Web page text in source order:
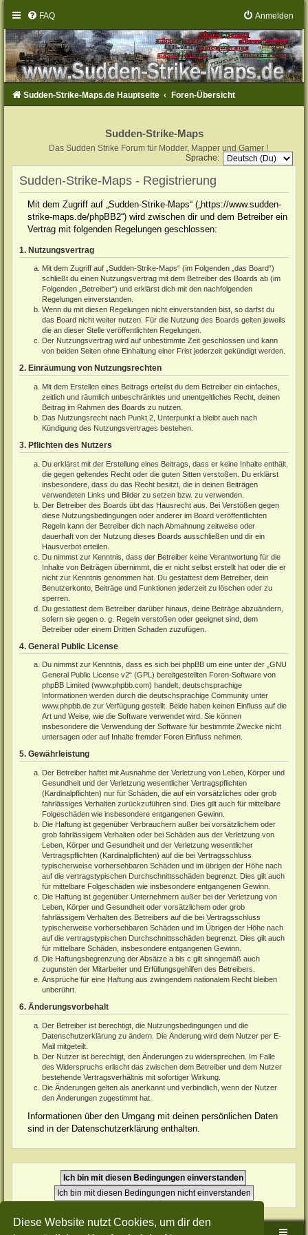
Diese Website nutzt Cookies, um dir den
FAQ Anmelden
Sudden-Strike-Maps.de Hauptseite Foren-Übersicht
Sudden-Strike-Maps
Das Sudden Strike Forum für Modder, Mapper und Gamer !
Sprache:
Sudden-Strike-Maps - Registrierung
Mit dem Zugriff auf „Sudden-Strike-Maps“ („https://www.sudden-
strike-maps.de/phpBB2“) wird zwischen dir und dem Betreiber ein
Vertrag mit folgenden Regelungen geschlossen:
1. Nutzungsvertrag
Mit dem Zugriff auf „Sudden-Strike-Maps“ (im Folgenden „das Board“)
schließt du einen Nutzungsvertrag mit dem Betreiber des Boards ab (im
Folgenden „Betreiber“) und erklärst dich mit den nachfolgenden
Regelungen einverstanden.
Wenn du mit diesen Regelungen nicht einverstanden bist, so darfst du
das Board nicht weiter nutzen. Für die Nutzung des Boards gelten jeweils
die an dieser Stelle veröffentlichten Regelungen.
Der Nutzungsvertrag wird auf unbestimmte Zeit geschlossen und kann
von beiden Seiten ohne Einhaltung einer Frist jederzeit gekündigt werden.
2. Einräumung von Nutzungsrechten
Mit dem Erstellen eines Beitrags erteilst du dem Betreiber ein einfaches,
zeitlich und räumlich unbeschränktes und unentgeltliches Recht, deinen
Beitrag im Rahmen des Boards zu nutzen.
Das Nutzungsrecht nach Punkt 2, Unterpunkt a bleibt auch nach
Kündigung des Nutzungsvertrages bestehen.
3. Pflichten des Nutzers
Du erklärst mit der Erstellung eines Beitrags, dass er keine Inhalte enthält,
die gegen geltendes Recht oder die guten Sitten verstoßen. Du erklärst
insbesondere, dass du das Recht besitzt, die in deinen Beiträgen
verwendeten Links und Bilder zu setzen bzw. zu verwenden.
Der Betreiber des Boards übt das Hausrecht aus. Bei Verstößen gegen
diese Nutzungsbedingungen oder anderer im Board veröffentlichten
Regeln kann der Betreiber dich nach Abmahnung zeitweise oder
dauerhaft von der Nutzung dieses Boards ausschließen und dir ein
Hausverbot erteilen.
Du nimmst zur Kenntnis, dass der Betreiber keine Verantwortung für die
Inhalte von Beiträgen übernimmt, die er nicht selbst erstellt hat oder die er
nicht zur Kenntnis genommen hat. Du gestattest dem Betreiber, dein
Benutzerkonto, Beiträge und Funktionen jederzeit zu löschen oder zu
sperren.
Du gestattest dem Betreiber darüber hinaus, deine Beiträge abzuändern,
sofern sie gegen o. g. Regeln verstoßen oder geeignet sind, dem
Betreiber oder einem Dritten Schaden zuzufügen.
4. General Public License
Du nimmst zur Kenntnis, dass es sich bei phpBB um eine unter der „GNU
General Public License v2“ (GPL) bereitgestellten Foren-Software von
phpBB Limited (www.phpbb.com) handelt; deutschsprachige
Informationen werden durch die deutschsprachige Community unter
www.phpbb.de zur Verfügung gestellt. Beide haben keinen Einfluss auf die
Art und Weise, wie die Software verwendet wird. Sie können
insbesondere die Verwendung der Software für bestimmte Zwecke nicht
untersagen oder auf Inhalte fremder Foren Einfluss nehmen.
5. Gewährleistung
Der Betreiber haftet mit Ausnahme der Verletzung von Leben, Körper und
Gesundheit und der Verletzung wesentlicher Vertragspflichten
(Kardinalpflichten) nur für Schäden, die auf ein vorsätzliches oder grob
fahrlässiges Verhalten zurückzuführen sind. Dies gilt auch für mittelbare
Folgeschäden wie insbesondere entgangenen Gewinn.
Die Haftung ist gegenüber Verbrauchern außer bei vorsätzlichem oder
grob fahrlässigem Verhalten oder bei Schäden aus der Verletzung von
Leben, Körper und Gesundheit und der Verletzung wesentlicher
Vertragspflichten (Kardinalpflichten) auf die bei Vertragsschluss
typischerweise vorhersehbaren Schäden und im übrigen der Höhe nach
auf die vertragstypischen Durchschnittsschäden begrenzt. Dies gilt auch
für mittelbare Folgeschäden wie insbesondere entgangenen Gewinn.
Die Haftung ist gegenüber Unternehmern außer bei der Verletzung von
Leben, Körper und Gesundheit oder vorsätzlichem oder grob
fahrlässigem Verhalten des Betreibers auf die bei Vertragsschluss
typischerweise vorhersehbaren Schäden und im Übrigen der Höhe nach
auf die vertragstypischen Durchschnittsschäden begrenzt. Dies gilt auch
für mittelbare Schäden, insbesondere entgangenen Gewinn.
Die Haftungsbegrenzung der Absätze a bis c gilt sinngemäß auch
zugunsten der Mitarbeiter und Erfüllungsgehilfen des Betreibers.
Ansprüche für eine Haftung aus zwingendem nationalem Recht bleiben
unberührt.
6. Änderungsvorbehalt
Der Betreiber ist berechtigt, die Nutzungsbedingungen und die
Datenschutzerklärung zu ändern. Die Änderung wird dem Nutzer per E-
Mail mitgeteilt.
Der Nutzer ist berechtigt, den Änderungen zu widersprechen. Im Falle
des Widerspruchs erlischt das zwischen dem Betreiber und dem Nutzer
bestehende Vertragsverhältnis mit sofortiger Wirkung.
Die Änderungen gelten als anerkannt und verbindlich, wenn der Nutzer
den Änderungen zugestimmt hat.
Informationen über den Umgang mit deinen persönlichen Daten
sind in der Datenschutzerklärung enthalten.
Sudden-Strike-Maps.de Hauptseite Foren-Übersicht